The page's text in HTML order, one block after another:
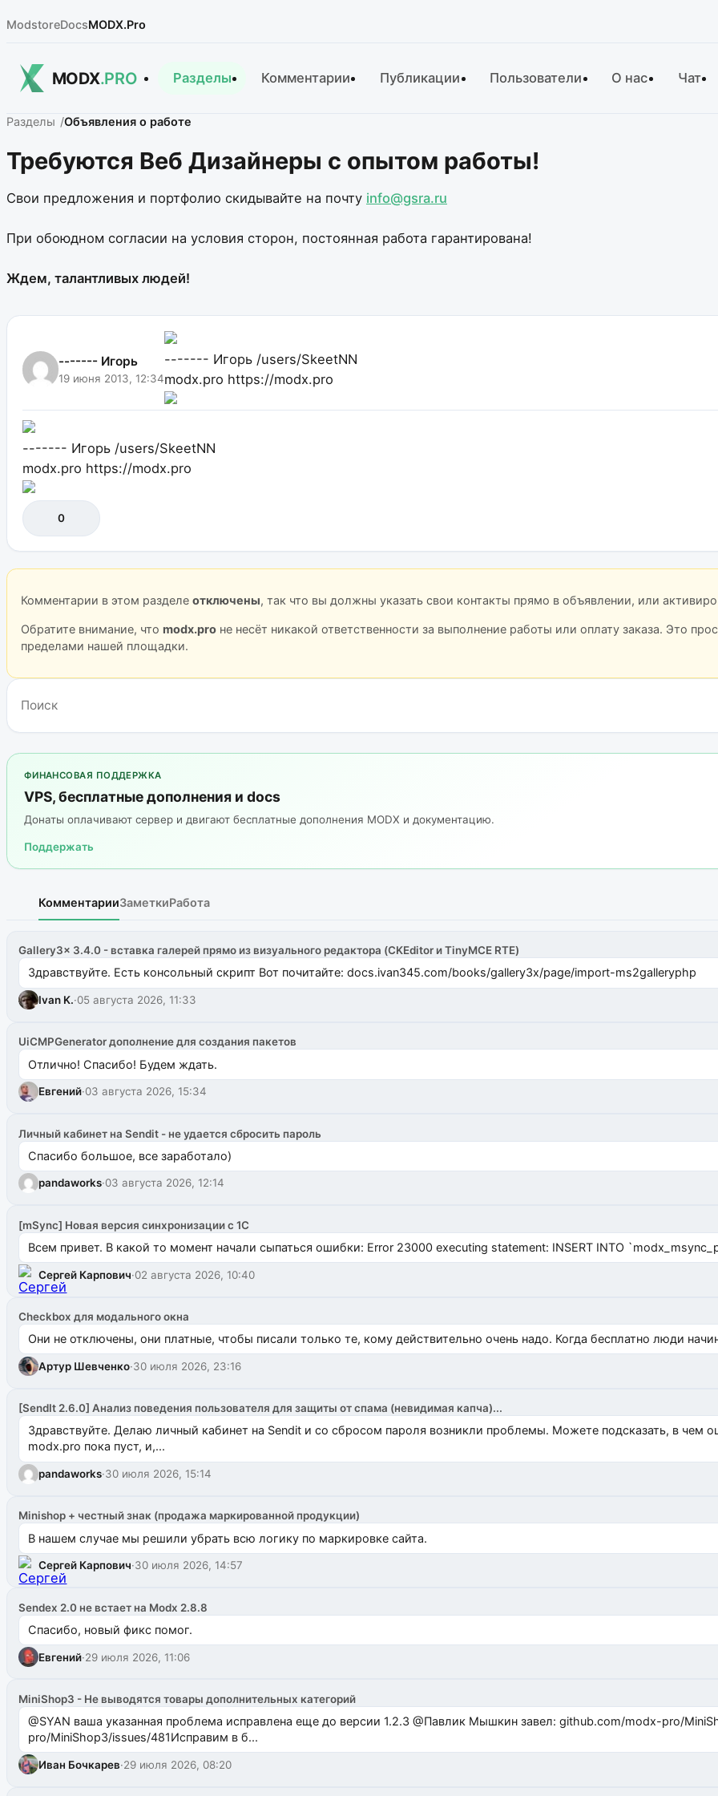
ModstoreDocsMODX.Pro
MODX.PRO Разделы Комментарии Публикации Пользователи О нас Чат
Разделы Объявления о работе
Требуются Веб Дизайнеры с опытом работы!
Свои предложения и портфолио скидывайте на почту info@gsra.ru
При обоюдном согласии на условия сторон, постоянная работа гарантирована!
Ждем, талантливых людей!
------- Игорь
19 июня 2013, 12:34
------- Игорь /users/SkeetNN
modx.pro https://modx.pro
------- Игорь /users/SkeetNN
modx.pro https://modx.pro
0
Комментарии в этом разделе отключены, так что вы должны указать свои контакты прямо в объявлении, или
Обратите внимание, что modx.proне несёт никакой ответственности за выполнение работы или оплату заказа. Это
пределами нашей площадки.
ФИНАНСОВАЯ ПОДДЕРЖКА
VPS, бесплатные дополнения и docs
Донаты оплачивают сервер и двигают бесплатные дополнения MODX и документацию.
Поддержать
КомментарииЗаметкиРабота
Gallery3x 3.4.0 - вставка галерей прямо из визуального редактора (CKEditor и TinyMCE RTE)
Здравствуйте. Есть консольный скрипт Вот почитайте: docs.ivan345.com/books/gallery3x/page/import-ms2galleryphp
Ivan K.·05 августа 2026, 11:33
UiCMPGenerator дополнение для создания пакетов
Отлично! Спасибо! Будем ждать.
Евгений·03 августа 2026, 15:34
Личный кабинет на Sendit - не удается сбросить пароль
Спасибо большое, все заработало)
pandaworks·03 августа 2026, 12:14
[mSync] Новая версия синхронизации с 1С
Всем привет. В какой то момент начали сыпаться ошибки: Error 23000 executing statement: INSERT INTO
Сергей Карпович·02 августа 2026, 10:40
Checkbox для модального окна
Они не отключены, они платные, чтобы писали только те, кому действительно очень надо. Когда бесплатно люди
Артур Шевченко·30 июля 2026, 23:16
[SendIt 2.6.0] Анализ поведения пользователя для защиты от спама (невидимая капча)...
Здравствуйте. Делаю личный кабинет на Sendit и со сбросом пароля возникли проблемы. Можете подсказать, в чем
modx.pro пока пуст, и,...
pandaworks·30 июля 2026, 15:14
Minishop + честный знак (продажа маркированной продукции)
В нашем случае мы решили убрать всю логику по маркировке сайта.
Сергей Карпович·30 июля 2026, 14:57
Sendex 2.0 не встает на Modx 2.8.8
Спасибо, новый фикс помог.
Евгений·29 июля 2026, 11:06
MiniShop3 - Не выводятся товары дополнительных категорий
@SYAN ваша указанная проблема исправлена еще до версии 1.2.3 @Павлик Мышкин завел: github.com/modx-pro/MiniShop3/issues/480 github.com/modx-
pro/MiniShop3/issues/481Исправим в б...
Иван Бочкарев·29 июля 2026, 08:20